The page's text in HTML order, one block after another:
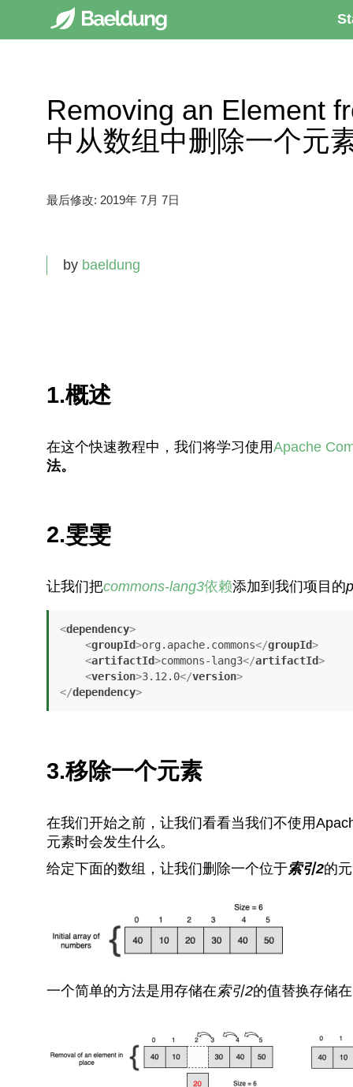
Removing an Element
中从数组中删除一个元
最后修改: 2019年 7月 7日
by baeldung
1.概述
在这个快速教程中，我们将学习使用Apache
法。
2.雯雯
让我们把commons-lang3依赖添加到我们项目的
<dependency>
<groupId>org.apache.commons</groupId>
<artifactId>commons-lang3</artifactId>
<version>3.12.0</version>
</dependency>
3.移除一个元素
在我们开始之前，让我们看看当我们不使用
元素时会发生什么。
给定下面的数组，让我们删除一个位于索引2的
一个简单的方法是用存储在 索引2的值替换存储在